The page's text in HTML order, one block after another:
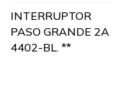
INTERRUPTOR
PASO GRANDE 2A
4402-BL. **